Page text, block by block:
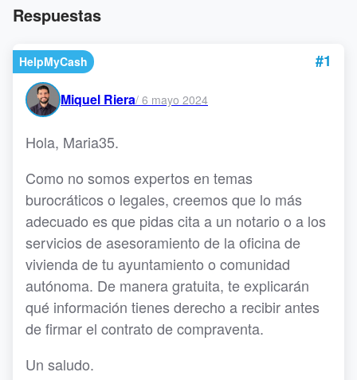
Respuestas
HelpMyCash #1
Miquel Riera/ 6 mayo 2024
Hola, Maria35.
Como no somos expertos en temas
burocráticos o legales, creemos que lo más
adecuado es que pidas cita a un notario o a los
servicios de asesoramiento de la oficina de
vivienda de tu ayuntamiento o comunidad
autónoma. De manera gratuita, te explicarán
qué información tienes derecho a recibir antes
de firmar el contrato de compraventa.
Un saludo.